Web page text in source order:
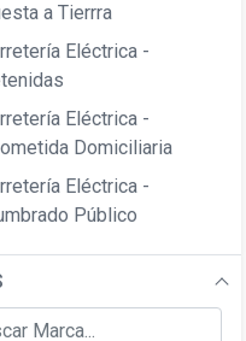
a Tierrra
Eléctrica -
Eléctrica -
Domiciliaria
Eléctrica -
Público